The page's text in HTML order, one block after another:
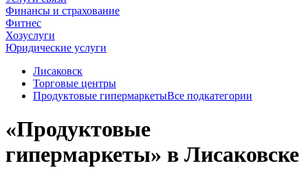
Финансы и страхование
Фитнес
Хозуслуги
Юридические услуги
Лисаковск
Торговые центры
Продуктовые гипермаркетыВсе подкатегории
«Продуктовые
гипермаркеты» в Лисаковске